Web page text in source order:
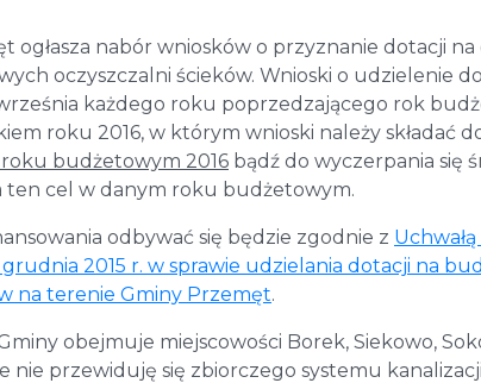
ogłasza nabór wniosków o przyznanie dotacji
oczyszczalni ścieków. Wnioski o udzielenie
każdego roku poprzedzającego rok
roku 2016, w którym wnioski należy składać
budżetowym 2016 bądź do wyczerpania się
ten cel w danym roku budżetowym.
odbywać się będzie zgodnie z
grudnia 2015 r. w sprawie udzielania dotacji na
na terenie Gminy Przemęt.
obejmuje miejscowości Borek, Siekowo,
nie przewiduję się zbiorczego systemu